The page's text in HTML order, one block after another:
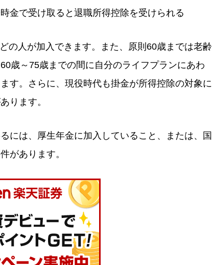
金で受け取ると退職所得控除を受けられる
の人が加入できます。また、原則60歳までは老齢
歳～75歳までの間に自分のライフプランにあわ
す。さらに、現役時代も掛金が所得控除の対象に
ります。
には、厚生年金に加入していること、または、国
があります。